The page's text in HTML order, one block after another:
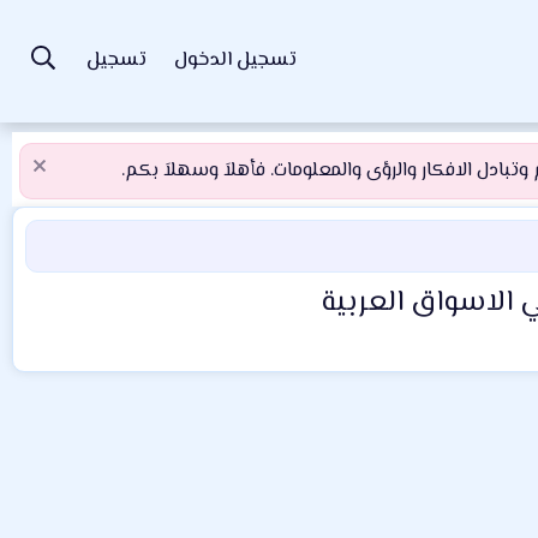
تسجيل الدخول تسجيل
الافكار والرؤى والمعلومات. فأهلاَ وسهلاَ بكم.
الاسواق العربية